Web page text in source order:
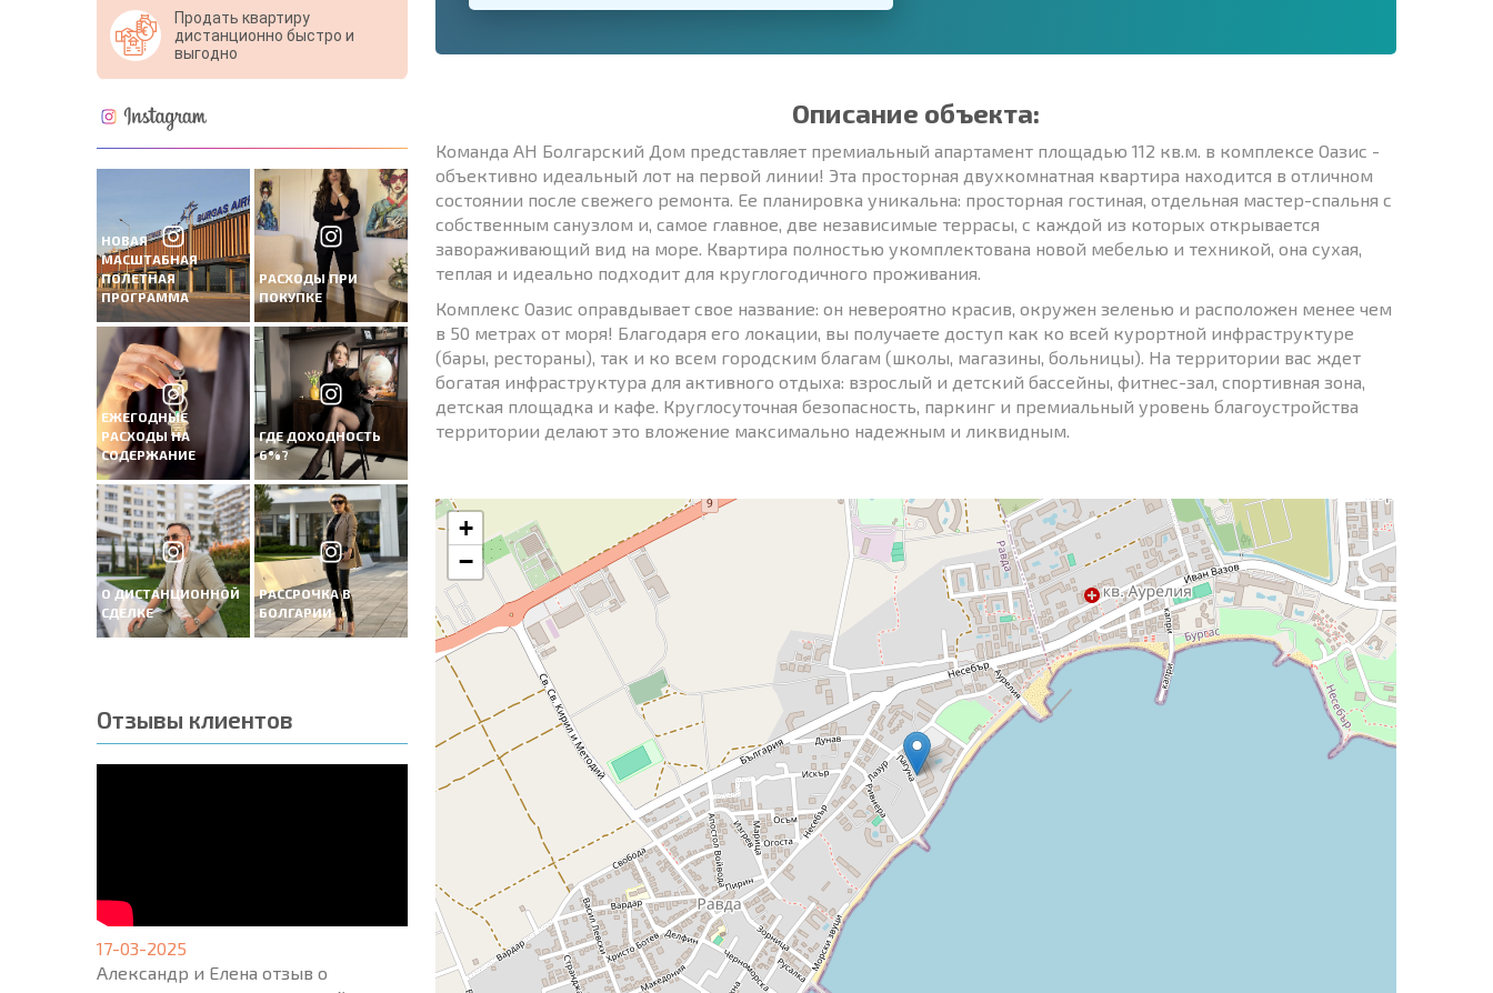
Продать квартиру
дистанционно быстро и
выгодно
НОВАЯ
МАСШТАБНАЯ
ПОЛЕТНАЯ
ПРОГРАММА
РАСХОДЫ ПРИ
ПОКУПКЕ
ЕЖЕГОДНЫЕ
РАСХОДЫ НА
СОДЕРЖАНИЕ
ГДЕ ДОХОДНОСТЬ
6%?
О ДИСТАНЦИОННОЙ
СДЕЛКЕ
РАССРОЧКА В
БОЛГАРИИ
Отзывы клиентов
17-03-2025
Александр и Елена отзыв о
Описание объекта:
Команда АН Болгарский Дом представляет премиальный апартамент площадью 112 кв.м. в комплексе Оазис -
объективно идеальный лот на первой линии! Эта просторная двухкомнатная квартира находится в отличном
состоянии после свежего ремонта. Ее планировка уникальна: просторная гостиная, отдельная мастер-спальня с
собственным санузлом и, самое главное, две независимые террасы, с каждой из которых открывается
завораживающий вид на море. Квартира полностью укомплектована новой мебелью и техникой, она сухая,
теплая и идеально подходит для круглогодичного проживания.
Комплекс Оазис оправдывает свое название: он невероятно красив, окружен зеленью и расположен менее чем
в 50 метрах от моря! Благодаря его локации, вы получаете доступ как ко всей курортной инфраструктуре
(бары, рестораны), так и ко всем городским благам (школы, магазины, больницы). На территории вас ждет
богатая инфраструктура для активного отдыха: взрослый и детский бассейны, фитнес-зал, спортивная зона,
детская площадка и кафе. Круглосуточная безопасность, паркинг и премиальный уровень благоустройства
территории делают это вложение максимально надежным и ликвидным.
+
−